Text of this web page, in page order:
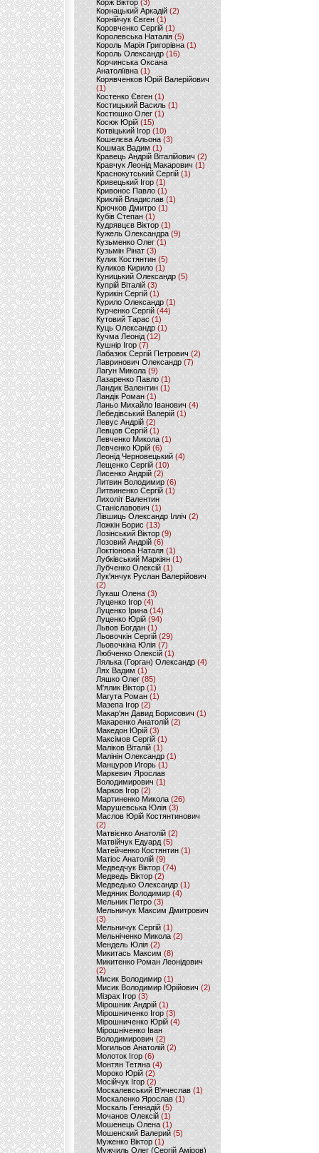
Корж Віктор (3)
Корнацький Аркадій (2)
Корнійчук Євген (1)
Коровченко Сергій (1)
Королевська Наталія(5)
Король Марія Григорівна (1)
Король Олександр (16)
Корчинська Оксана
Анатоліївна (1)
Корявченков Юрій Валерійович
(1)
Костенко Євген (1)
Костицький Василь (1)
Костюшко Олег (1)
Косюк Юрій (15)
Котвіцький Ігор (10)
Кошелєва Альона(3)
Кошмак Вадим (1)
Кравець Андрій Віталійович (2)
Кравчук Леонід Макарович (1)
Краснокутський Сергій (1)
Кривецький Ігор (1)
Кривонос Павло (1)
Криклій Владислав (1)
Крючков Дмитро(1)
Кубів Степан(1)
Кудрявцєв Віктор (1)
Кужель Олександра (9)
Кузьменко Олег (1)
Кузьмін Рінат(3)
Кулик Костянтин(5)
Куликов Кирило (1)
Куницький Олександр (5)
Купрій Віталій (3)
Курикін Сергій(1)
Курило Олександр (1)
Курченко Сергій (44)
Кутовий Тарас (1)
Куць Олександр (1)
Кучма Леонід (12)
Кушнір Ігор(7)
Лабазюк Сергій Петрович (2)
Лавринович Олександр(7)
Лагун Микола(9)
Лазаренко Павло (1)
Ландик Валентин (1)
Ландік Роман (1)
Ланьо Михайло Іванович(4)
Лебедівський Валерій(1)
Левус Андрій(2)
Левцов Сергій (1)
Левченко Микола (1)
Левченко Юрій (6)
Леонід Черновецький (4)
Лещенко Сергій (10)
Лисенко Андрій (2)
Литвин Володимир (6)
Литвиненко Сергій (1)
Лихоліт Валентин
Станіславович (1)
Лівшиць Олександр Ілліч (2)
Ложкін Борис(13)
Лозінський Віктор(9)
Лозовий Андрій (6)
Локтіонова Наталя (1)
Лубківський Маркіян(1)
Лубченко Олексій (1)
Лук'янчук Руслан Валерійович
(2)
Лукаш Олена (3)
Луценко Ігор (4)
Луценко Ірина (14)
Луценко Юрій (94)
Львов Богдан (1)
Льовочкін Сергій (29)
Льовочкіна Юлія(7)
Любченко Олексій(1)
Лялька (Горган) Олександр(4)
Лях Вадим (1)
Ляшко Олег (85)
М'ялик Віктор(1)
Магута Роман(1)
Мазепа Ігор (2)
Макар'ян Давид Борисович(1)
Макаренко Анатолій (2)
Македон Юрій(3)
Максімов Сергій (1)
Маліков Віталій (1)
Малінін Олександр (1)
Манцуров Игорь (1)
Маркевич Ярослав
Володимирович (1)
Марков Ігор (2)
Мартиненко Микола (26)
Марушевська Юлія (3)
Маслов Юрій Костянтинович
(2)
Матвієнко Анатолій (2)
Матвійчук Едуард(5)
Матейченко Костянтин (1)
Матіос Анатолій (9)
Медведчук Віктор(74)
Медведь Віктор (2)
Медведько Олександр (1)
Медяник Володимир(4)
Мельник Петро (3)
Мельничук Максим Дмитрович
(3)
Мельничук Сергій (1)
Мельніченко Микола (2)
Мендель Юлія (2)
Микитась Максим (8)
Микитенко Роман Леонідович
(2)
Мисик Володимир (1)
Мисик Володимир Юрійович(2)
Мізрах Ігор(3)
Мірошник Андрій(1)
Мірошниченко Ігор (3)
Мірошниченко Юрій(4)
Мірошніченко Іван
Володимирович (2)
Могильов Анатолій (2)
Молоток Ігор (6)
Монтян Тетяна (4)
Мороко Юрій(2)
Мосійчук Ігор (2)
Москалевський В'ячеслав (1)
Москаленко Ярослав (1)
Москаль Геннадій (5)
Мочанов Олексій(1)
Мошенець Олена(1)
Мошенский Валерий (5)
Муженко Віктор (1)
Мужчиль Олег (Сергій Аміров)